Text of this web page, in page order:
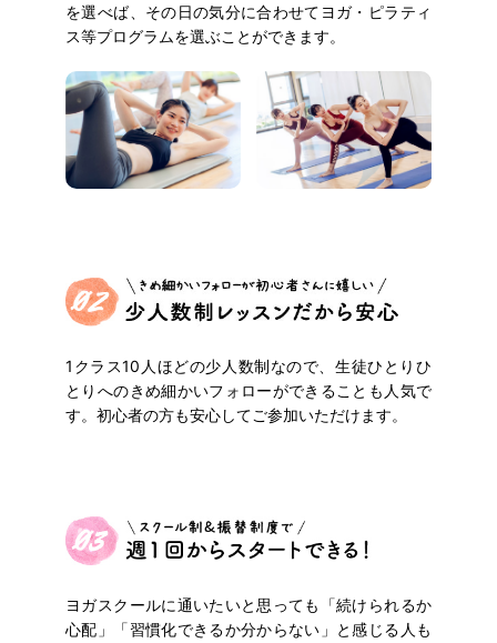
を選べば、その日の気分に合わせてヨガ・ピラティ
ス等プログラムを選ぶことができます。
1クラス10人ほどの少人数制なので、生徒ひとりひ
とりへのきめ細かいフォローができることも人気で
す。初心者の方も安心してご参加いただけます。
ヨガスクールに通いたいと思っても「続けられるか
心配」「習慣化できるか分からない」と感じる人も